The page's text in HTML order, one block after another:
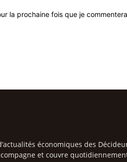
la prochaine fois que je
économiques des
et couvre